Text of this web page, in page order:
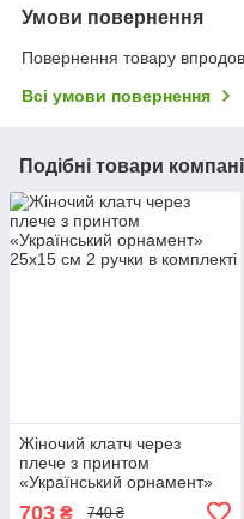
Умови повернення
Повернення товару
Всі умови повернення
Подібні товари
Жіночий клатч через
плече з принтом
«Український орнамент»
703 ₴ 740 ₴